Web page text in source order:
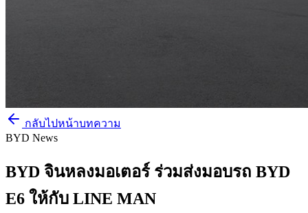
กลับไปหน้าบทความ
BYD News
BYD จินหลงมอเตอร์ ร่วมส่งมอบรถ BYD
E6 ให้กับ LINE MAN